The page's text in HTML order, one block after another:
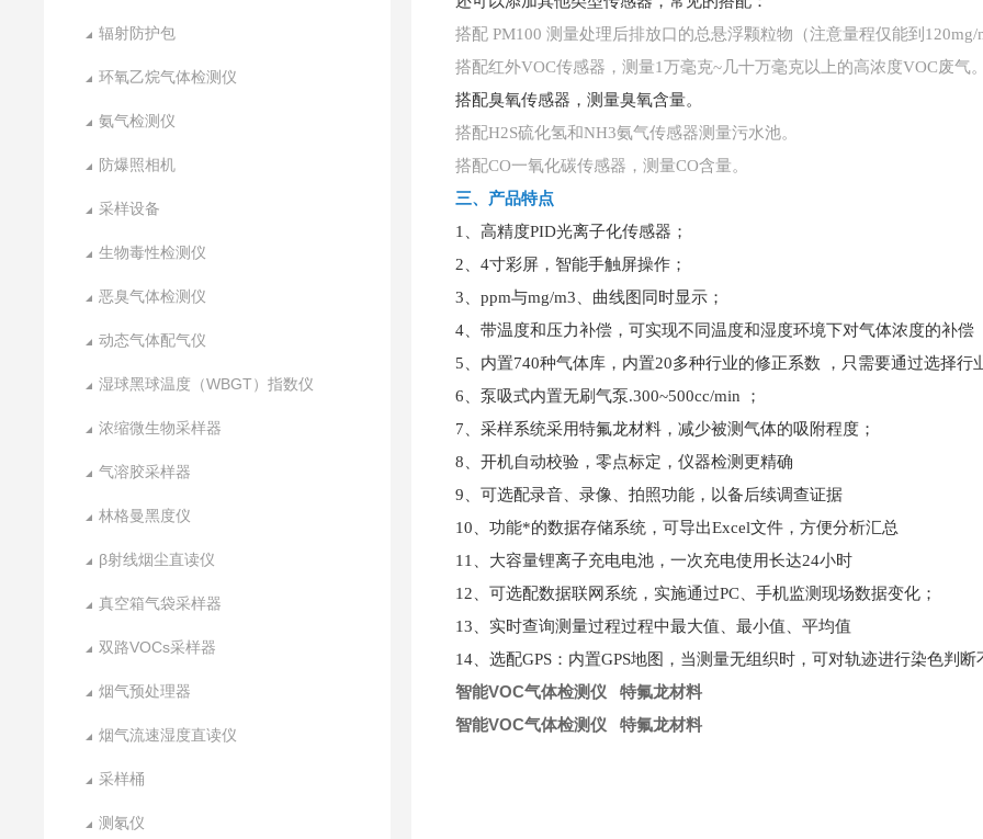
辐射防护包
环氧乙烷气体检测仪
氨气检测仪
防爆照相机
采样设备
生物毒性检测仪
恶臭气体检测仪
动态气体配气仪
湿球黑球温度（WBGT）指数仪
浓缩微生物采样器
气溶胶采样器
林格曼黑度仪
β射线烟尘直读仪
真空箱气袋采样器
双路VOCs采样器
烟气预处理器
烟气流速湿度直读仪
采样桶
测氡仪
搭配 PM100 测量处理后排放口的总悬浮颗粒物（注意量程仅能到
搭配红外VOC传感器，测量1万毫克~几十万毫克以上的高浓度VOC废气
搭配臭氧传感器，测量臭氧含量。
搭配H2S硫化氢和NH3氨气传感器测量污水池。
搭配CO一氧化碳传感器，测量CO含量。
三、产品特点
1、高精度PID光离子化传感器；
2、4寸彩屏，智能手触屏操作；
3、ppm与mg/m3、曲线图同时显示；
4、带温度和压力补偿，可实现不同温度和湿度环境下对气体浓度的补偿
5、内置740种气体库，内置20多种行业的修正系数 ，只需要通过选择
6、泵吸式内置无刷气泵.300~500cc/min ；
7、采样系统采用特氟龙材料，减少被测气体的吸附程度；
8、开机自动校验，零点标定，仪器检测更精确
9、可选配录音、录像、拍照功能，以备后续调查证据
10、功能*的数据存储系统，可导出Excel文件，方便分析汇总
11、大容量锂离子充电电池，一次充电使用长达24小时
12、可选配数据联网系统，实施通过PC、手机监测现场数据变化；
13、实时查询测量过程过程中最大值、最小值、平均值
14、选配GPS：内置GPS地图，当测量无组织时，可对轨迹进行染色判
智能VOC气体检测仪 特氟龙材料
智能VOC气体检测仪 特氟龙材料